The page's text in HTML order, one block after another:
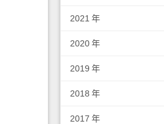
2021 年
2020年
2019 年
2018 年
2017 年